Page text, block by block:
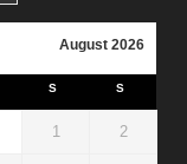
August 2026
S S
1 2